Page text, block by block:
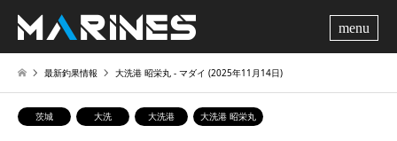
最新釣果情報 大洗港 昭栄丸 ‐ マダイ (2025年11月14日)
茨城 大洗 大洗港 大洗港 昭栄丸